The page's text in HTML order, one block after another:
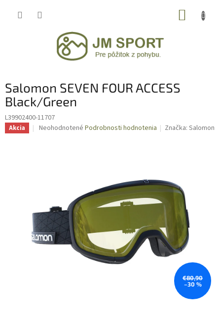
Salomon SEVEN FOUR ACCESS
Black/Green
L39902400-11707
Akcia
Priemerné
Neohodnotené Podrobnosti hodnotenia Značka:Salomon
€80,90
–30 %